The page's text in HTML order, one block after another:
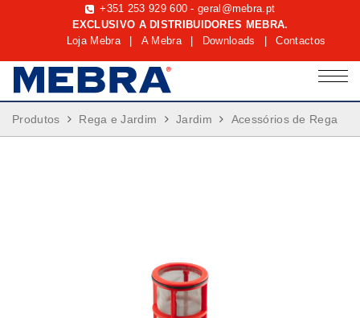
+351 253 929 600 -geral@mebra.pt
EXCLUSIVO A DISTRIBUIDORES MEBRA.
Loja Mebra
A Mebra Downloads Contactos
Produtos Rega e Jardim Jardim Acessórios de Rega